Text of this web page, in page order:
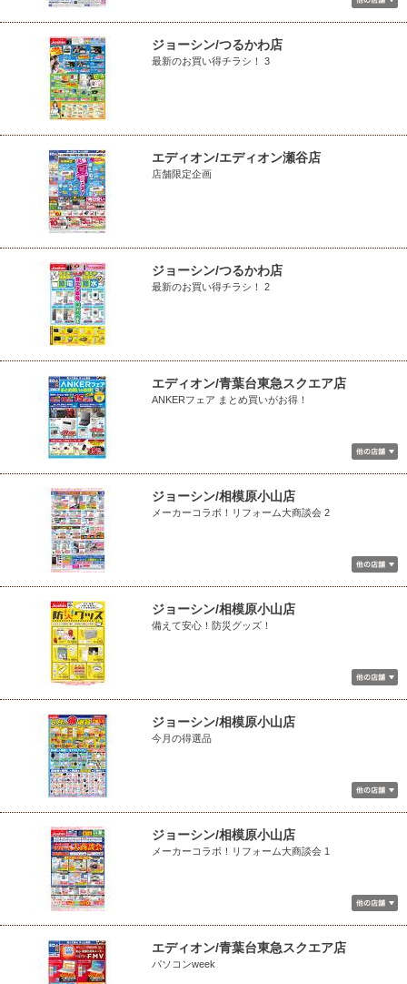
ジョーシン/つるかわ店
最新のお買い得チラシ！ 3
エディオン/エディオン瀬谷店
店舗限定企画
ジョーシン/つるかわ店
最新のお買い得チラシ！ 2
エディオン/青葉台東急スクエア店
ANKERフェア まとめ買いがお得！
ジョーシン/相模原小山店
メーカーコラボ！リフォーム大商談会 2
ジョーシン/相模原小山店
備えて安心！防災グッズ！
ジョーシン/相模原小山店
今月の得選品
ジョーシン/相模原小山店
メーカーコラボ！リフォーム大商談会 1
エディオン/青葉台東急スクエア店
パソコンweek